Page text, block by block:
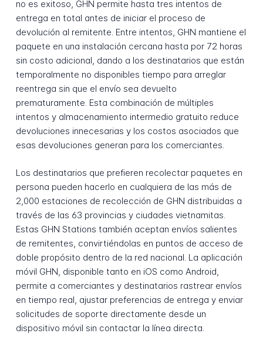
no es exitoso, GHN permite hasta tres intentos de
entrega en total antes de iniciar el proceso de
devolución al remitente. Entre intentos, GHN mantiene el
paquete en una instalación cercana hasta por 72 horas
sin costo adicional, dando a los destinatarios que están
temporalmente no disponibles tiempo para arreglar
reentrega sin que el envío sea devuelto
prematuramente. Esta combinación de múltiples
intentos y almacenamiento intermedio gratuito reduce
devoluciones innecesarias y los costos asociados que
esas devoluciones generan para los comerciantes.
Los destinatarios que prefieren recolectar paquetes en
persona pueden hacerlo en cualquiera de las más de
2,000 estaciones de recolección de GHN distribuidas a
través de las 63 provincias y ciudades vietnamitas.
Estas GHN Stations también aceptan envíos salientes
de remitentes, convirtiéndolas en puntos de acceso de
doble propósito dentro de la red nacional. La aplicación
móvil GHN, disponible tanto en iOS como Android,
permite a comerciantes y destinatarios rastrear envíos
en tiempo real, ajustar preferencias de entrega y enviar
solicitudes de soporte directamente desde un
dispositivo móvil sin contactar la línea directa.